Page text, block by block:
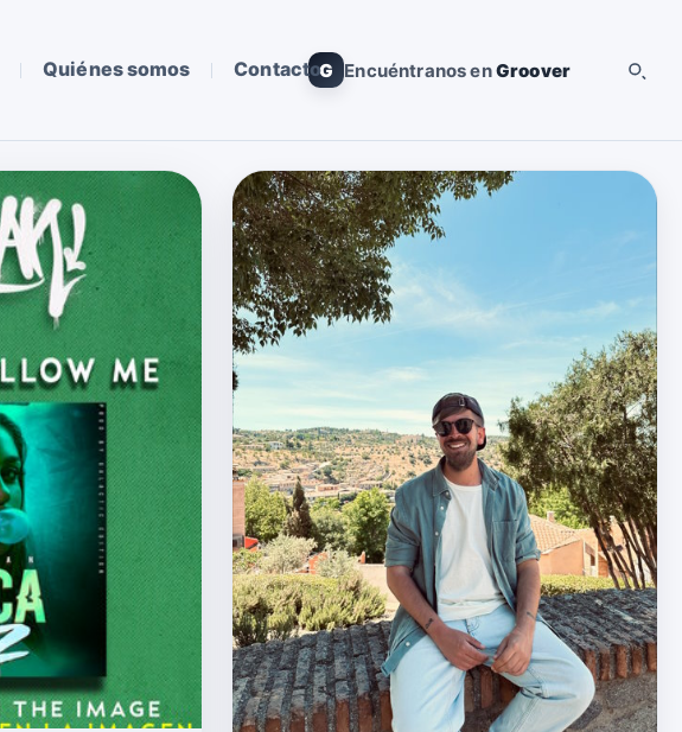
Quiénes somos ContactoG Encuéntranos enGroover